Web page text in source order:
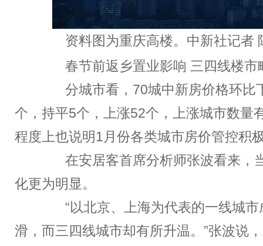
资料图为重庆高楼。中新社记者
春节前返乡置业影响 三四线楼市
分城市看，70城中新房价格环比
个，持平5个，上涨52个，上涨城市数量
程度上也说明1月份各类城市房价管控积
在安居客首席分析师张波看来，
化更为明显。
“以北京、上海为代表的一线城市
滑，而三四线城市却有所升温。”张波说